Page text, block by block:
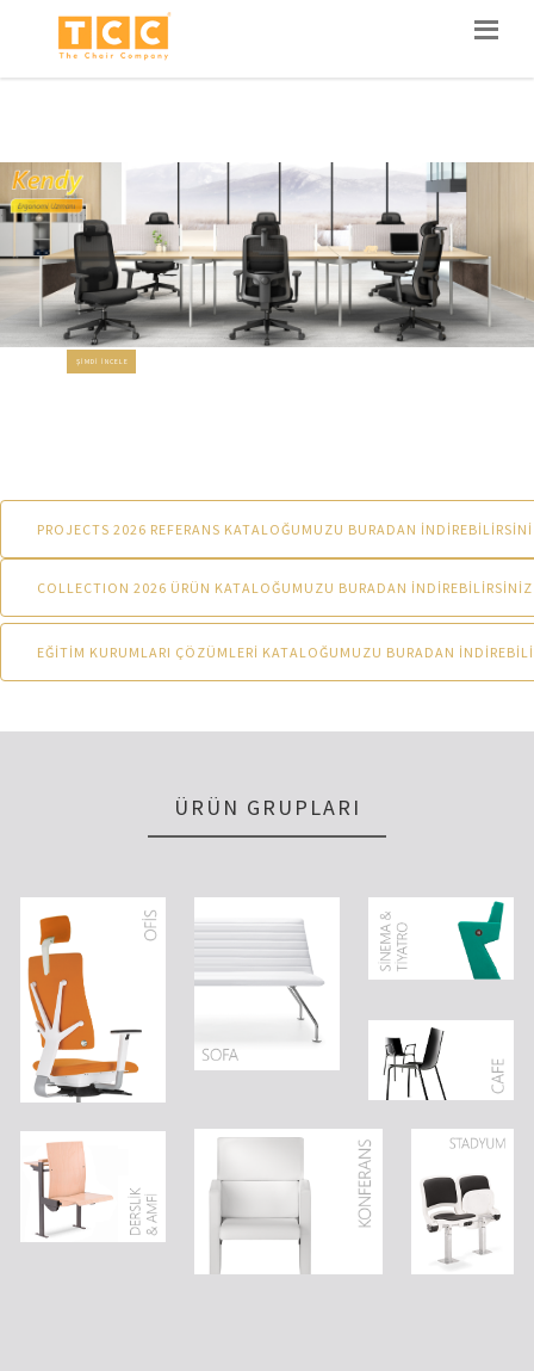
ŞIMDI İNCELE
PROJECTS 2026 REFERANS KATALOĞUMUZU BURADAN
COLLECTION 2026 ÜRÜN KATALOĞUMUZU BURADAN İNDİREBİLİRSİNİZ
EĞİTİM KURUMLARI ÇÖZÜMLERİ KATALOĞUMUZU BURADAN
ÜRÜN GRUPLARI